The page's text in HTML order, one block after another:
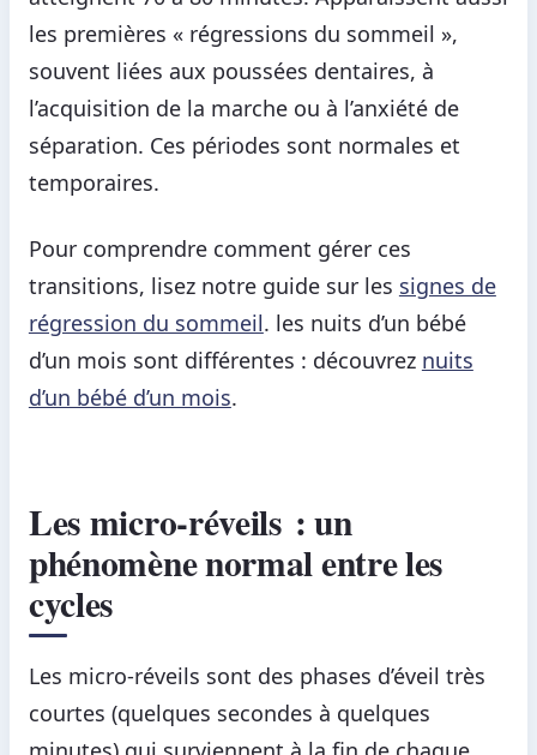
les premières « régressions du sommeil »,
souvent liées aux poussées dentaires, à
l’acquisition de la marche ou à l’anxiété de
séparation. Ces périodes sont normales et
temporaires.
Pour comprendre comment gérer ces
transitions, lisez notre guide sur les signes de
régression du sommeil. les nuits d’un bébé
d’un mois sont différentes : découvrez nuits
d’un bébé d’un mois.
Les micro-réveils : un
phénomène normal entre les
cycles
Les micro-réveils sont des phases d’éveil très
courtes (quelques secondes à quelques